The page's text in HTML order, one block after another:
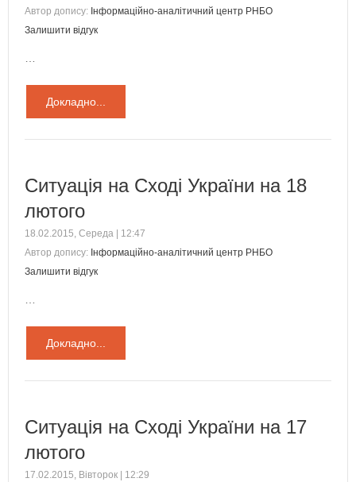
Автор допису: Інформаційно-аналітичний центр РНБО
Залишити відгук
Докладно...
Ситуація на Сході України на 18
лютого
18.02.2015, Середа | 12:47
Автор допису: Інформаційно-аналітичний центр РНБО
Залишити відгук
Докладно...
Ситуація на Сході України на 17
лютого
17.02.2015, Вівторок | 12:29